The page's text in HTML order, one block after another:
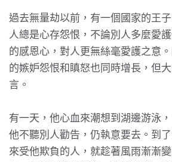
過去無量劫以前，有一個國家的王
人總是心存怨恨，不論別人多麼愛
的感恩心，對人更無絲毫愛護之意
的嫉妒怨恨和瞋怒也同時增長，但
言。
有一天，他心血來潮想到湖邊游泳
他不聽別人勸告，仍執意要去。到
來受他欺負的人，就趁著風雨漸漸